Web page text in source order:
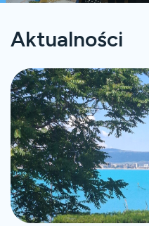
Aktualności